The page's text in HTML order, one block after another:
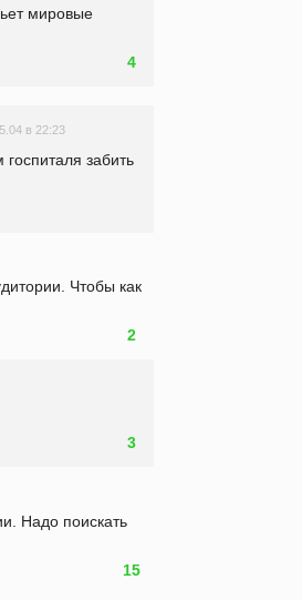
мировые
4
в 22:23
забить
Чтобы как
2
3
Надо поискать
15